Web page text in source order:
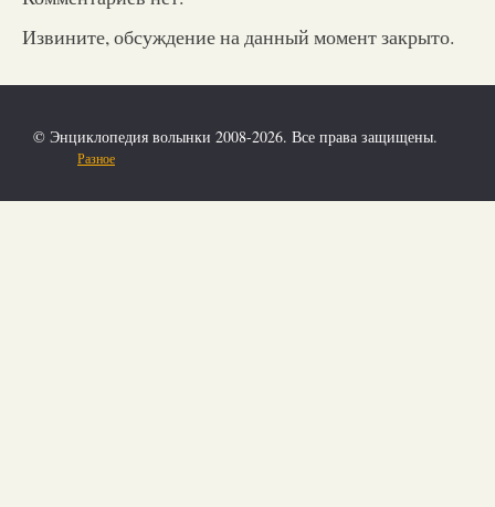
Извините, обсуждение на данный момент закрыто.
© Энциклопедия волынки 2008-2026. Все права защищены.
Разное